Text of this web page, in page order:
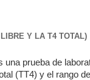
Y LA T4 TOTAL)
prueba de
(TT4) y el rango